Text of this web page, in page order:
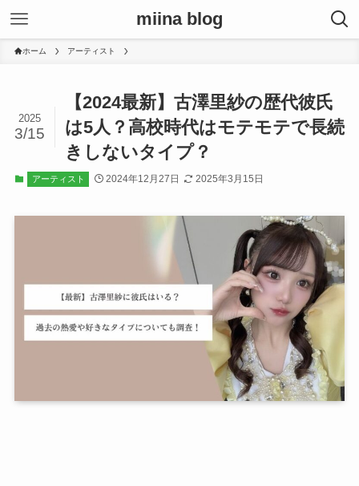
miina blog
ホーム アーティスト
【2024最新】古澤里紗の歴代彼氏
は5人？高校時代はモテモテで長続
きしないタイプ？
2025
3/15
アーティスト 2024年12月27日 2025年3月15日